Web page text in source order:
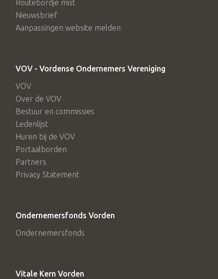
Routebordje mist
Nieuwsbrief
Aanpassingen website melden
VOV - Vordense Ondernemers Vereniging
VOV
Over de VOV
Bestuur en commissies
Ledenlijst
Huren bij de VOV
Portaalborden
Partners
Privacy Statement
Ondernemersfonds Vorden
Ondernemersfonds
Vitale Kern Vorden